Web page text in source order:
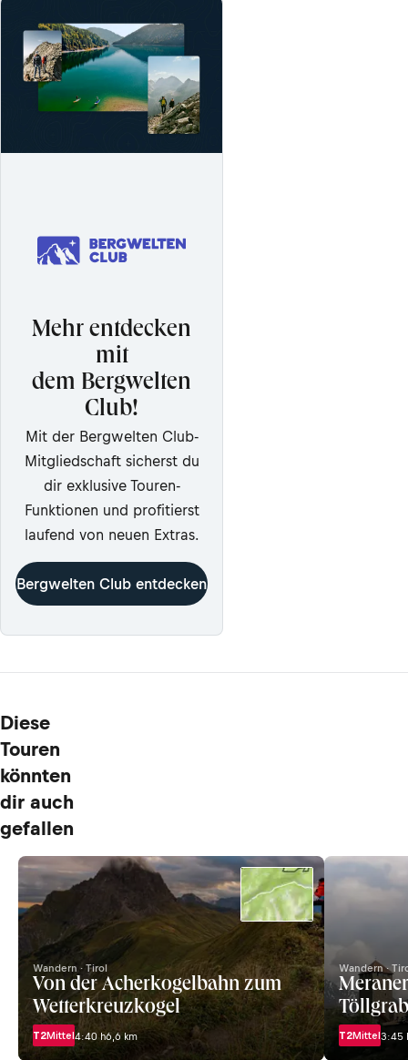
Mehr entdecken
mit
dem Bergwelten
Club!
Mit der Bergwelten Club-
Mitgliedschaft sicherst du
dir exklusive Touren-
Funktionen und profitierst
laufend von neuen Extras.
Bergwelten Club entdecken
Diese
Touren
könnten
dir auch
gefallen
Wandern · Tirol
Von der Acherkogelbahn zum
Wetterkreuzkogel
T2Mittel4:40 h6,6 km
Wandern ·
T2Mittel3:45